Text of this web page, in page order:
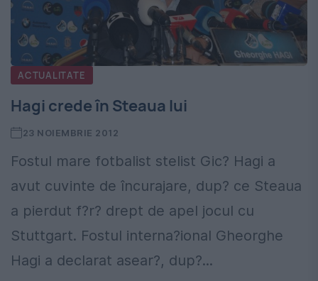
ACTUALITATE
Hagi crede în Steaua lui
23 NOIEMBRIE 2012
Fostul mare fotbalist stelist Gic? Hagi a
avut cuvinte de încurajare, dup? ce Steaua
a pierdut f?r? drept de apel jocul cu
Stuttgart. Fostul interna?ional Gheorghe
Hagi a declarat asear?, dup?...